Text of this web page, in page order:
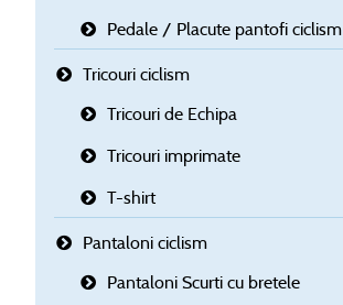
Pedale / Placute pantofi ciclism
Tricouri ciclism
Tricouri de Echipa
Tricouri imprimate
T-shirt
Pantaloni ciclism
Pantaloni Scurti cu bretele